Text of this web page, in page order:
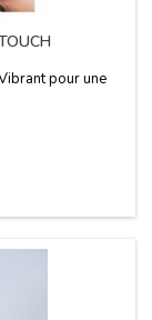
pour une